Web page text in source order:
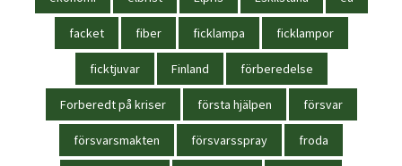
facket fiber ficklampa ficklampor
ficktjuvar Finland förberedelse
Forberedt på kriser första hjälpen försvar
försvarsmakten försvarsspray froda